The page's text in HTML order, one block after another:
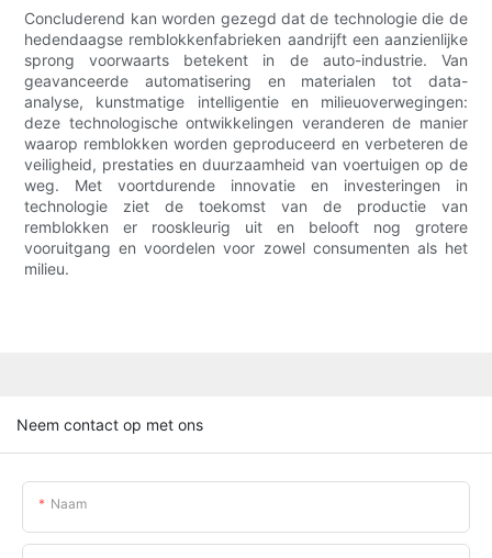
Concluderend kan worden gezegd dat de technologie die de
hedendaagse remblokkenfabrieken aandrijft een aanzienlijke
sprong voorwaarts betekent in de auto-industrie. Van
geavanceerde automatisering en materialen tot data-
analyse, kunstmatige intelligentie en milieuoverwegingen:
deze technologische ontwikkelingen veranderen de manier
waarop remblokken worden geproduceerd en verbeteren de
veiligheid, prestaties en duurzaamheid van voertuigen op de
weg. Met voortdurende innovatie en investeringen in
technologie ziet de toekomst van de productie van
remblokken er rooskleurig uit en belooft nog grotere
vooruitgang en voordelen voor zowel consumenten als het
milieu.
Neem contact op met ons
Naam